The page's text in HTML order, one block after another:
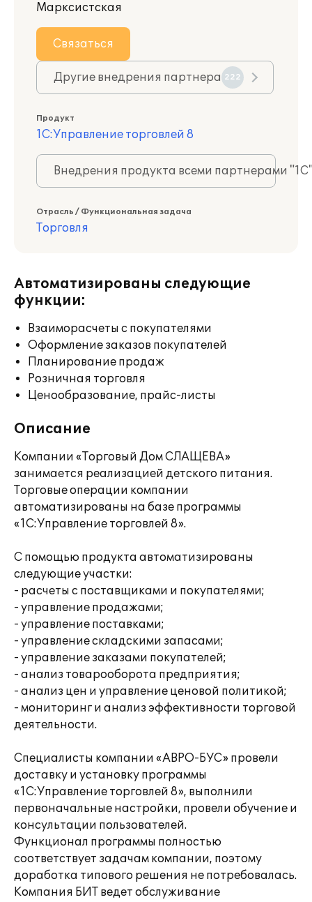
Марксистская
Связаться
Другие внедрения партнера 222
Продукт
1С:Управление торговлей 8
Внедрения продукта всеми партнерами
Отрасль / Функциональная задача
Торговля
Автоматизированы следующие
функции:
Взаиморасчеты с покупателями
Оформление заказов покупателей
Планирование продаж
Розничная торговля
Ценообразование, прайс-листы
Описание
Компании «Торговый Дом СЛАЩЕВА»
занимается реализацией детского питания.
Торговые операции компании
автоматизированы на базе программы
«1С:Управление торговлей 8».
С помощью продукта автоматизированы
следующие участки:
- расчеты с поставщиками и покупателями;
- управление продажами;
- управление поставками;
- управление складскими запасами;
- управление заказами покупателей;
- анализ товарооборота предприятия;
- анализ цен и управление ценовой политикой;
- мониторинг и анализ эффективности торговой
деятельности.
Специалисты компании «АВРО-БУС» провели
доставку и установку программы
«1С:Управление торговлей 8», выполнили
первоначальные настройки, провели обучение и
консультации пользователей.
Функционал программы полностью
соответствует задачам компании, поэтому
доработка типового решения не потребовалась.
Компания БИТ ведет обслуживание